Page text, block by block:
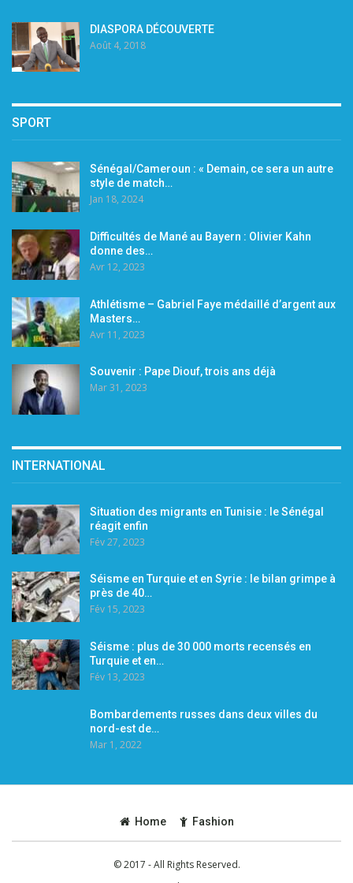
DIASPORA DÉCOUVERTE
Août 4, 2018
SPORT
Sénégal/Cameroun : « Demain, ce sera un autre
style de match…
Jan 18, 2024
Difficultés de Mané au Bayern : Olivier Kahn
donne des…
Avr 12, 2023
Athlétisme – Gabriel Faye médaillé d’argent aux
Masters…
Avr 11, 2023
Souvenir : Pape Diouf, trois ans déjà
Mar 31, 2023
INTERNATIONAL
Situation des migrants en Tunisie : le Sénégal
réagit enfin
Fév 27, 2023
Séisme en Turquie et en Syrie : le bilan grimpe à
près de 40…
Fév 15, 2023
Séisme : plus de 30 000 morts recensés en
Turquie et en…
Fév 13, 2023
Bombardements russes dans deux villes du
nord-est de…
Mar 1, 2022
Home Fashion
© 2017 - All Rights Reserved.